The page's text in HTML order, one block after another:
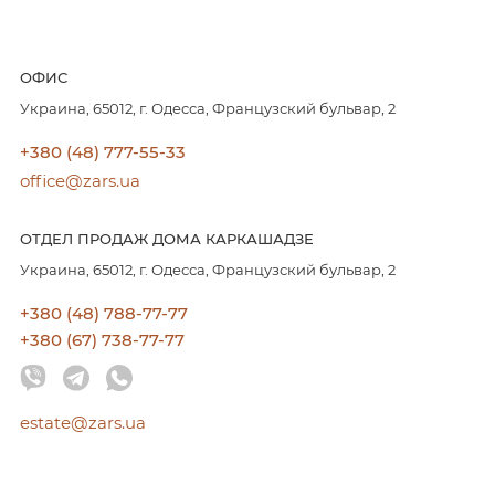
ОФИС
Украина, 65012, г. Одесса, Французский бульвар, 2
+380 (48) 777-55-33
office@zars.ua
ОТДЕЛ ПРОДАЖ ДОМА КАРКАШАДЗЕ
Украина, 65012, г. Одесса, Французский бульвар, 2
+380 (48) 788-77-77
+380 (67) 738-77-77
estate@zars.ua